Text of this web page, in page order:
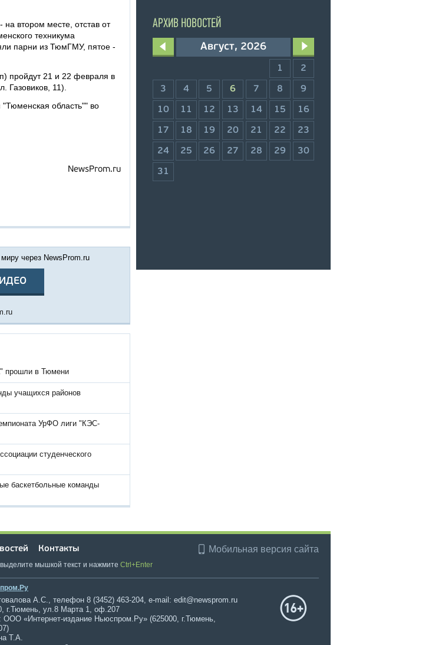
втором месте, отстав от
техникума
парни из ТюмГМУ, пятое -
пройдут 21 и 22 февраля в
Газовиков, 11).
"Тюменская область"" во
NewsProm.ru
через NewsProm.ru
прошли в Тюмени
учащихся районов
УрФО лиги "КЭС-
студенческого
баскетбольные команды
АРХИВ НОВОСТЕЙ
Август, 2026
1 2
3 4 5 6 7 8 9
10 11 12 13 14 15 16
17 18 19 20 21 22 23
24 25 26 27 28 29 30
31
Контакты Мобильная версия сайта
мышкой текст и нажмите Ctrl+Enter
А.С., телефон 8 (3452) 463-204, e-mail: edit@newsprom.ru
г.Тюмень, ул.8 Марта 1, оф.207
ООО «Интернет-издание Ньюспром.Ру» (625000, г.Тюмень,
Т.А.